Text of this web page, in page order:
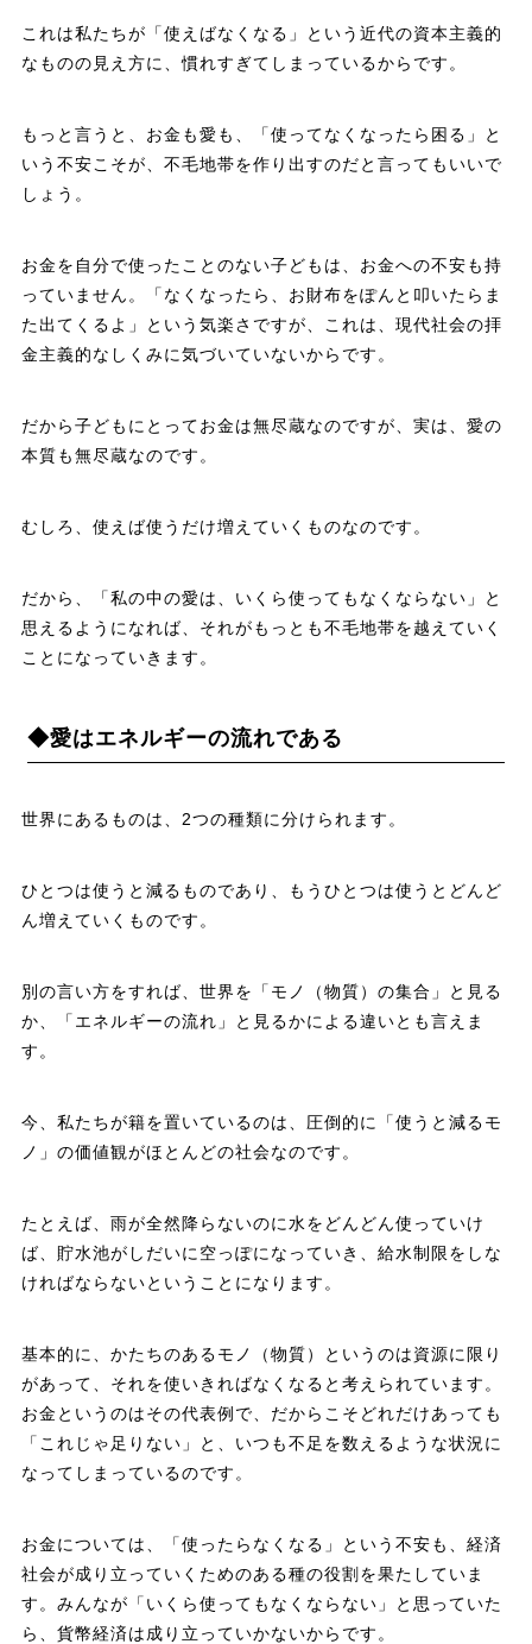
これは私たちが「使えばなくなる」という近代の資本主義的
なものの見え方に、慣れすぎてしまっているからです。
もっと言うと、お金も愛も、「使ってなくなったら困る」と
いう不安こそが、不毛地帯を作り出すのだと言ってもいいで
しょう。
お金を自分で使ったことのない子どもは、お金への不安も持
っていません。「なくなったら、お財布をぽんと叩いたらま
た出てくるよ」という気楽さですが、これは、現代社会の拝
金主義的なしくみに気づいていないからです。
だから子どもにとってお金は無尽蔵なのですが、実は、愛の
本質も無尽蔵なのです。
むしろ、使えば使うだけ増えていくものなのです。
だから、「私の中の愛は、いくら使ってもなくならない」と
思えるようになれば、それがもっとも不毛地帯を越えていく
ことになっていきます。
◆愛はエネルギーの流れである
世界にあるものは、2つの種類に分けられます。
ひとつは使うと減るものであり、もうひとつは使うとどんど
ん増えていくものです。
別の言い方をすれば、世界を「モノ（物質）の集合」と見る
か、「エネルギーの流れ」と見るかによる違いとも言えま
す。
今、私たちが籍を置いているのは、圧倒的に「使うと減るモ
ノ」の価値観がほとんどの社会なのです。
たとえば、雨が全然降らないのに水をどんどん使っていけ
ば、貯水池がしだいに空っぽになっていき、給水制限をしな
ければならないということになります。
基本的に、かたちのあるモノ（物質）というのは資源に限り
があって、それを使いきればなくなると考えられています。
お金というのはその代表例で、だからこそどれだけあっても
「これじゃ足りない」と、いつも不足を数えるような状況に
なってしまっているのです。
お金については、「使ったらなくなる」という不安も、経済
社会が成り立っていくためのある種の役割を果たしていま
す。みんなが「いくら使ってもなくならない」と思っていた
ら、貨幣経済は成り立っていかないからです。